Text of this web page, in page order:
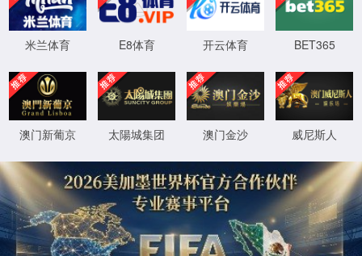
乘用车 摩托车 工
首页 丨 产品及市场
钢铁行业
液压油